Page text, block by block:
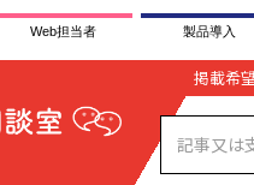
Web担当者 製品導入
掲載希